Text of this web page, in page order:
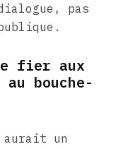
pas
fier aux
bouche-
aurait un